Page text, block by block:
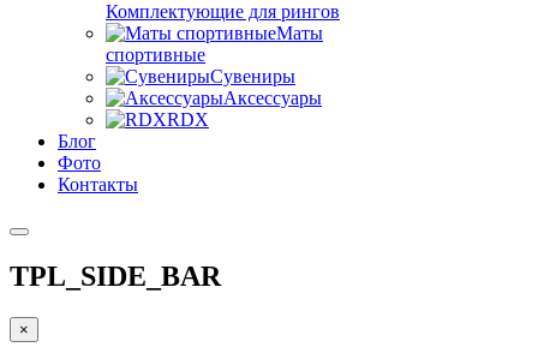
Комплектующие для рингов
Маты
спортивные
Сувениры
Аксессуары
RDX
Блог
Фото
Контакты
TPL_SIDE_BAR
×